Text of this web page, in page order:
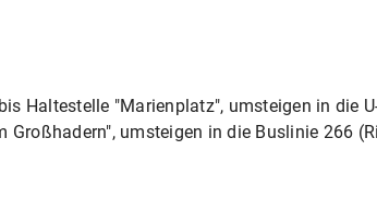
Haltestelle "Marienplatz", umsteigen in die
Großhadern", umsteigen in die Buslinie 266